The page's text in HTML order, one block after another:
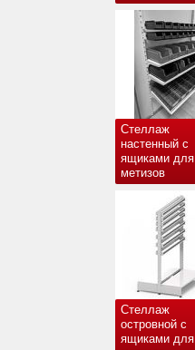
Стеллаж
настенный с
ящиками для
метизов
Стеллаж
островной с
ящиками для